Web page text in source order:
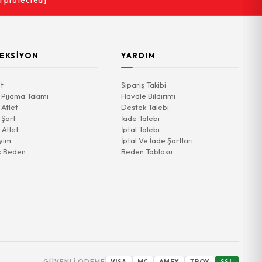
Takımı
Atlet
Şort
Atlet
Beden
YARDIM
Sipariş Takibi
Havale Bildirimi
Destek Talebi
İade Talebi
İptal Talebi
İptal Ve İade Şartları
Beden Tablosu